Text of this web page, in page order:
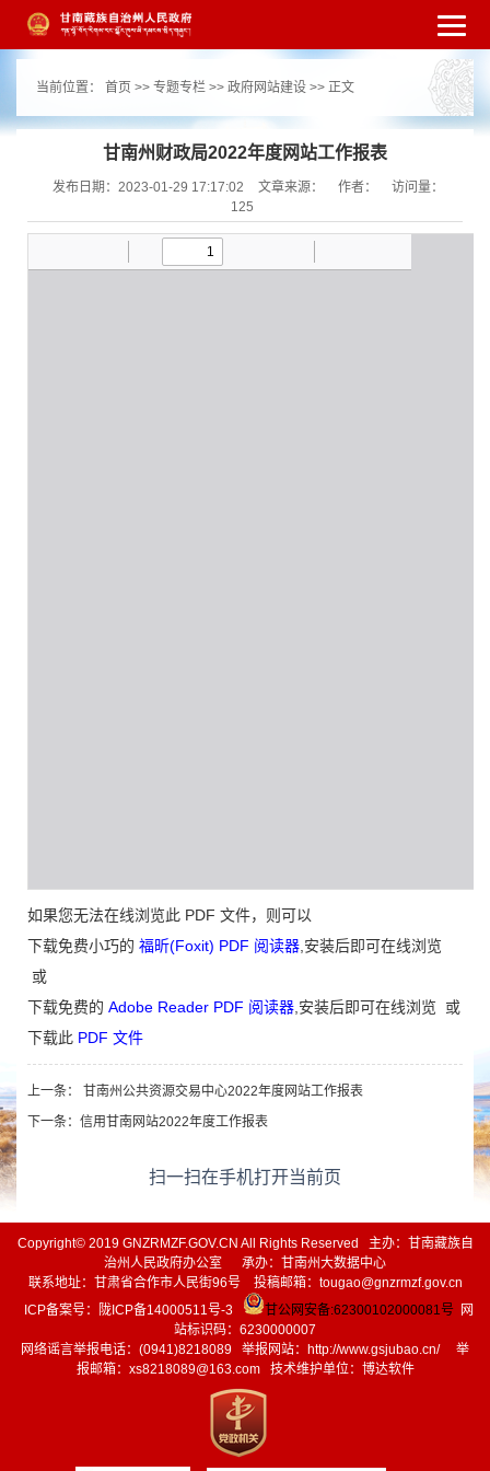
网站无障
碍 打开适老化模式 登录
当前位置： 首页 >> 专题专栏>> 政府网站建设>> 正文
甘南州财政局2022年度网站工作报表
发布日期：2023-01-29 17:17:02 文章来源： 作者：
访问量：
125
如果您无法在线浏览此 PDF 文件，则可以
下载免费小巧的 福昕(Foxit) PDF 阅读器 ,安装后即可在线浏览
或
下载免费的 Adobe Reader PDF 阅读器 ,安装后即可在线浏览 或
下载此 PDF 文件
上一条：
甘南州公共资源交易中心2022年度网站工作报表
下一条： 信用甘南网站2022年度工作报表
扫一扫在手机打开当前页
Copyright© 2019 GNZRMZF.GOV.CN All Rights Reserved 主办：甘南藏族自
治州人民政府办公室 承办：甘南州大数据中心
联系地址：甘肃省合作市人民街96号 投稿邮箱：tougao@gnzrmzf.gov.cn
ICP备案号：
陇ICP备14000511号-3 甘公网安备:62300102000081号网
站标识码：6230000007
网络谣言举报电话：(0941)8218089 举报网站： http://www.gsjubao.cn/举
报邮箱：xs8218089@163.com 技术维护单位：博达软件